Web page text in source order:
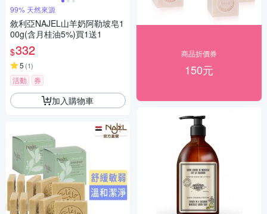
99% 天然來源
敘利亞NAJEL山羊奶阿勒坡皂1
00g(含月桂油5%)買1送1
$332
5 (1)
活動 券
加入購物車
商品折價券
150元